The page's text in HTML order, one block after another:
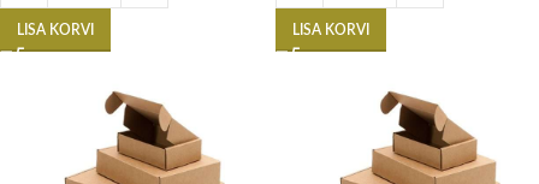
LISA KORVI LISA KORVI